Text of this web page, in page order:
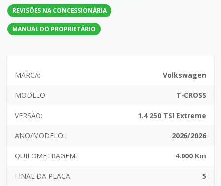
REVISÕES NA CONCESSIONÁRIA
MANUAL DO PROPRIETÁRIO
MARCA: Volkswagen
MODELO: T-CROSS
VERSÃO: 1.4 250 TSI Extreme
ANO/MODELO: 2026/2026
QUILOMETRAGEM: 4.000 Km
FINAL DA PLACA: 5